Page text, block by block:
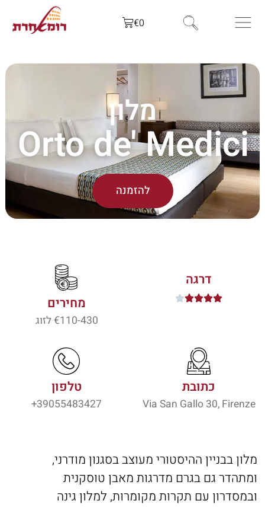
€0
מלון
Orto de' Medici
להזמנה
דרגה




 מחירים
110-430€ לזוג
כתובת
Via San Gallo 30, Firenze
טלפון
39055483427+
מלון בבניין ההיסטורי מעוצב בסגנון מודרני,
ומתהדר גם בגרם מדרגות מאבן טוסקנית
ובמסדרון עם תקרות מקומרות, למלון גינה